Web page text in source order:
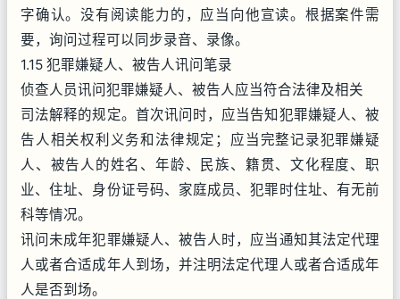
字确认。没有阅读能力的，应当向他宣读。根据案件需
要，询问过程可以同步录音、录像。
1.15 犯罪嫌疑人、被告人讯问笔录
侦查人员讯问犯罪嫌疑人、被告人应当符合法律及相关
司法解释的规定。首次讯问时，应当告知犯罪嫌疑人、被
告人相关权利义务和法律规定；应当完整记录犯罪嫌疑
人、被告人的姓名、年龄、民族、籍贯、文化程度、职
业、住址、身份证号码、家庭成员、犯罪时住址、有无前
科等情况。
讯问未成年犯罪嫌疑人、被告人时，应当通知其法定代理
人或者合适成年人到场，并注明法定代理人或者合适成年
人是否到场。